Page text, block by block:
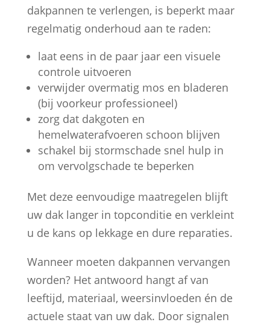
dakpannen te verlengen, is beperkt maar
regelmatig onderhoud aan te raden:
laat eens in de paar jaar een visuele
controle uitvoeren
verwijder overmatig mos en bladeren
(bij voorkeur professioneel)
zorg dat dakgoten en
hemelwaterafvoeren schoon blijven
schakel bij stormschade snel hulp in
om vervolgschade te beperken
Met deze eenvoudige maatregelen blijft
uw dak langer in topconditie en verkleint
u de kans op lekkage en dure reparaties.
Wanneer moeten dakpannen vervangen
worden? Het antwoord hangt af van
leeftijd, materiaal, weersinvloeden én de
actuele staat van uw dak. Door signalen